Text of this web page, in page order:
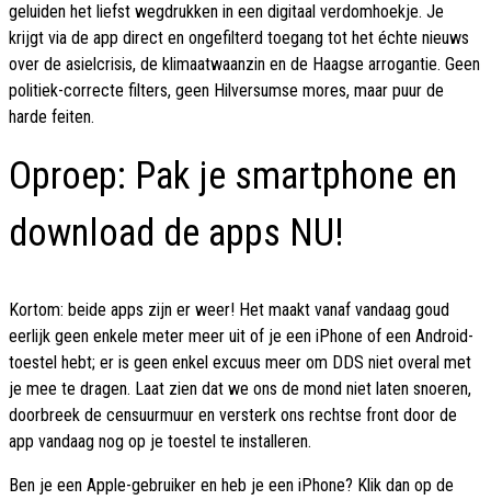
geluiden het liefst wegdrukken in een digitaal verdomhoekje. Je
krijgt via de app direct en ongefilterd toegang tot het échte nieuws
over de asielcrisis, de klimaatwaanzin en de Haagse arrogantie. Geen
politiek-correcte filters, geen Hilversumse mores, maar puur de
harde feiten.
Oproep: Pak je smartphone en
download de apps NU!
Kortom: beide apps zijn er weer! Het maakt vanaf vandaag goud
eerlijk geen enkele meter meer uit of je een iPhone of een Android-
toestel hebt; er is geen enkel excuus meer om DDS niet overal met
je mee te dragen. Laat zien dat we ons de mond niet laten snoeren,
doorbreek de censuurmuur en versterk ons rechtse front door de
app vandaag nog op je toestel te installeren.
Ben je een Apple-gebruiker en heb je een iPhone? Klik dan op de